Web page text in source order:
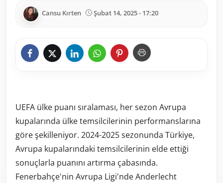
Cansu Kırten Şubat 14, 2025 - 17:20
UEFA ülke puanı sıralaması, her sezon Avrupa
kupalarında ülke temsilcilerinin performanslarına
göre şekilleniyor. 2024-2025 sezonunda Türkiye,
Avrupa kupalarındaki temsilcilerinin elde ettiği
sonuçlarla puanını artırma çabasında.
Fenerbahçe'nin Avrupa Ligi'nde Anderlecht